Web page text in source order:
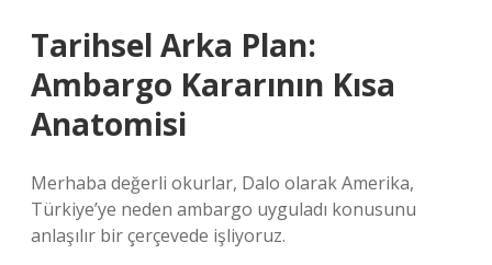
Tarihsel Arka Plan:
Ambargo Kararının Kısa
Anatomisi
Merhaba değerli okurlar, Dalo olarak Amerika,
Türkiye’ye neden ambargo uyguladı konusunu
anlaşılır bir çerçevede işliyoruz.